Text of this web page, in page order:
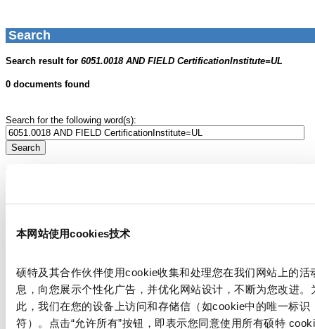
本网站使用cookies技术
硕特及其合作伙伴使用cookie收集和处理您在我们网站上的活
息，向您展示个性化广告，并优化网站设计，不断为您改进。
此，我们在您的设备上访问和存储信（如cookie中的唯一标识
符）。点击“允许所有”按钮，即表示您同意使用所有硕特